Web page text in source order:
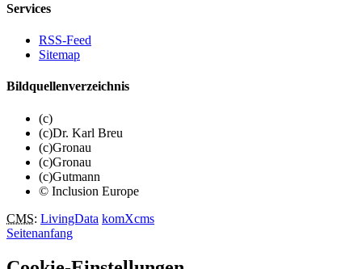
Services
RSS-Feed
Sitemap
Bildquellenverzeichnis
(c)
(c)Dr. Karl Breu
(c)Gronau
(c)Gronau
(c)Gutmann
© Inclusion Europe
CMS: LivingData komXcms
Seitenanfang